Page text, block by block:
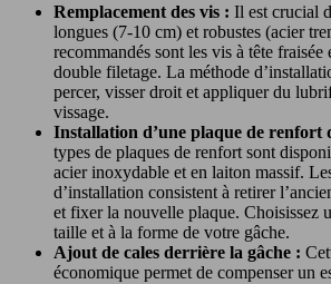
Remplacement des vis : Il est crucial
longues (7-10 cm) et robustes (acier
recommandés sont les vis à tête fraisée
double filetage. La méthode
percer, visser droit et appliquer du
vissage.
Installation d’une plaque de renfort
types de plaques de renfort sont
acier inoxydable et en laiton massif.
d’installation consistent à retirer
et fixer la nouvelle plaque. Choisissez
taille et à la forme de votre gâche.
Ajout de cales derrière la gâche :
économique permet de compenser un